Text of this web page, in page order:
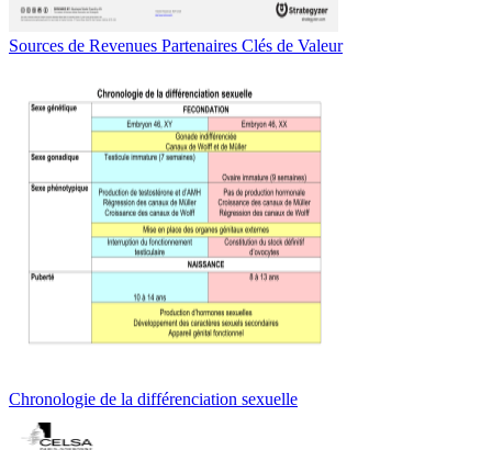
Sources de Revenues Partenaires Clés de Valeur
Chronologie de la différenciation sexuelle